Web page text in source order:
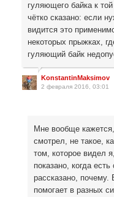
гуляющего байка к
чётко сказано: если
видится это
некоторых прыжках,
гуляющий байк
KonstantinMaksimov
2 февраля 2016, 03:01
Мне вообще
смотрел, не такое,
том, которое видел
показано, когда
рассказано, почему.
помогает в разных